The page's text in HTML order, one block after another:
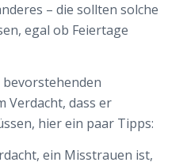
– die sollten solche
egal ob Feiertage
bevorstehenden
Verdacht, dass er
hier ein paar Tipps:
ein Misstrauen ist,